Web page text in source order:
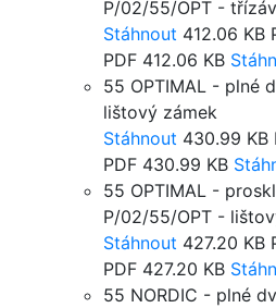
P/02/55/OPT -
Stáhnout 412.06 KB
PDF 412.06 KB
55 OPTIMAL - plné
lištový zámek
Stáhnout 430.99 KB
PDF 430.99 KB
55 OPTIMAL -
P/02/55/OPT -
Stáhnout 427.20 KB
PDF 427.20 KB
55 NORDIC - plné